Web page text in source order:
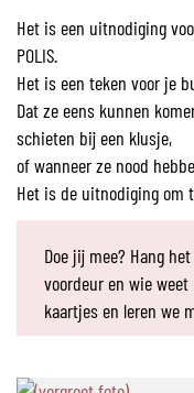
Het is een uitnodiging
POLIS.
Het is een teken voor je
Dat ze eens kunnen
schieten bij een klusje,
of wanneer ze nood
Het is de uitnodiging om
Doe jij mee? Hang
voordeur en wie
kaartjes en leren we